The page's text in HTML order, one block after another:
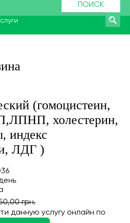
ПОИСК
(гомоцистеин,
холестерин,
индекс
ЛДГ )
грн.
данную услугу онлайн по